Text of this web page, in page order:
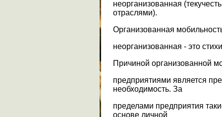
неорганизованная
отраслями).
Организованная
неорганизованная - это
Причиной организованной
предприятиями является
необходимость. За
пределами предприятия
основе личной